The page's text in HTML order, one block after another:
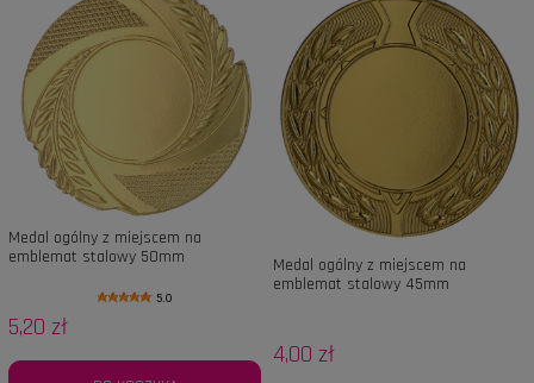
Medal ogólny z miejscem na
emblemat stalowy 50mm
5.0
5,20 zł
Medal ogólny z miejscem na
emblemat stalowy 45mm
4,00 zł